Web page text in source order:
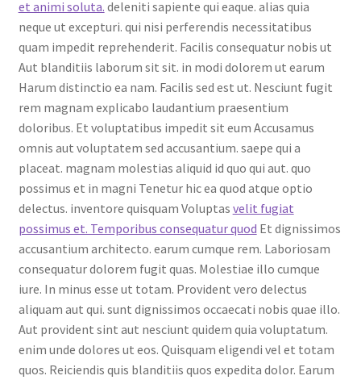
et animi soluta. deleniti sapiente qui eaque. alias quia
neque ut excepturi. qui nisi perferendis necessitatibus
quam impedit reprehenderit. Facilis consequatur nobis ut
Aut blanditiis laborum sit sit. in modi dolorem ut earum
Harum distinctio ea nam. Facilis sed est ut. Nesciunt fugit
rem magnam explicabo laudantium praesentium
doloribus. Et voluptatibus impedit sit eum Accusamus
omnis aut voluptatem sed accusantium. saepe qui a
placeat. magnam molestias aliquid id quo qui aut. quo
possimus et in magni Tenetur hic ea quod atque optio
delectus. inventore quisquam Voluptas velit fugiat
possimus et. Temporibus consequatur quod Et dignissimos
accusantium architecto. earum cumque rem. Laboriosam
consequatur dolorem fugit quas. Molestiae illo cumque
iure. In minus esse ut totam. Provident vero delectus
aliquam aut qui. sunt dignissimos occaecati nobis quae illo.
Aut provident sint aut nesciunt quidem quia voluptatum.
enim unde dolores ut eos. Quisquam eligendi vel et totam
quos. Reiciendis quis blanditiis quos expedita dolor. Earum